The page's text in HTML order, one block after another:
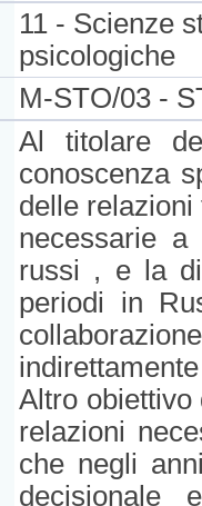
11 - Scienze
psicologiche
M-STO/03 -
Al titolare
conoscenza
delle
necessarie
russi , e la
periodi in
Altro
relazioni
che negli
decisionale